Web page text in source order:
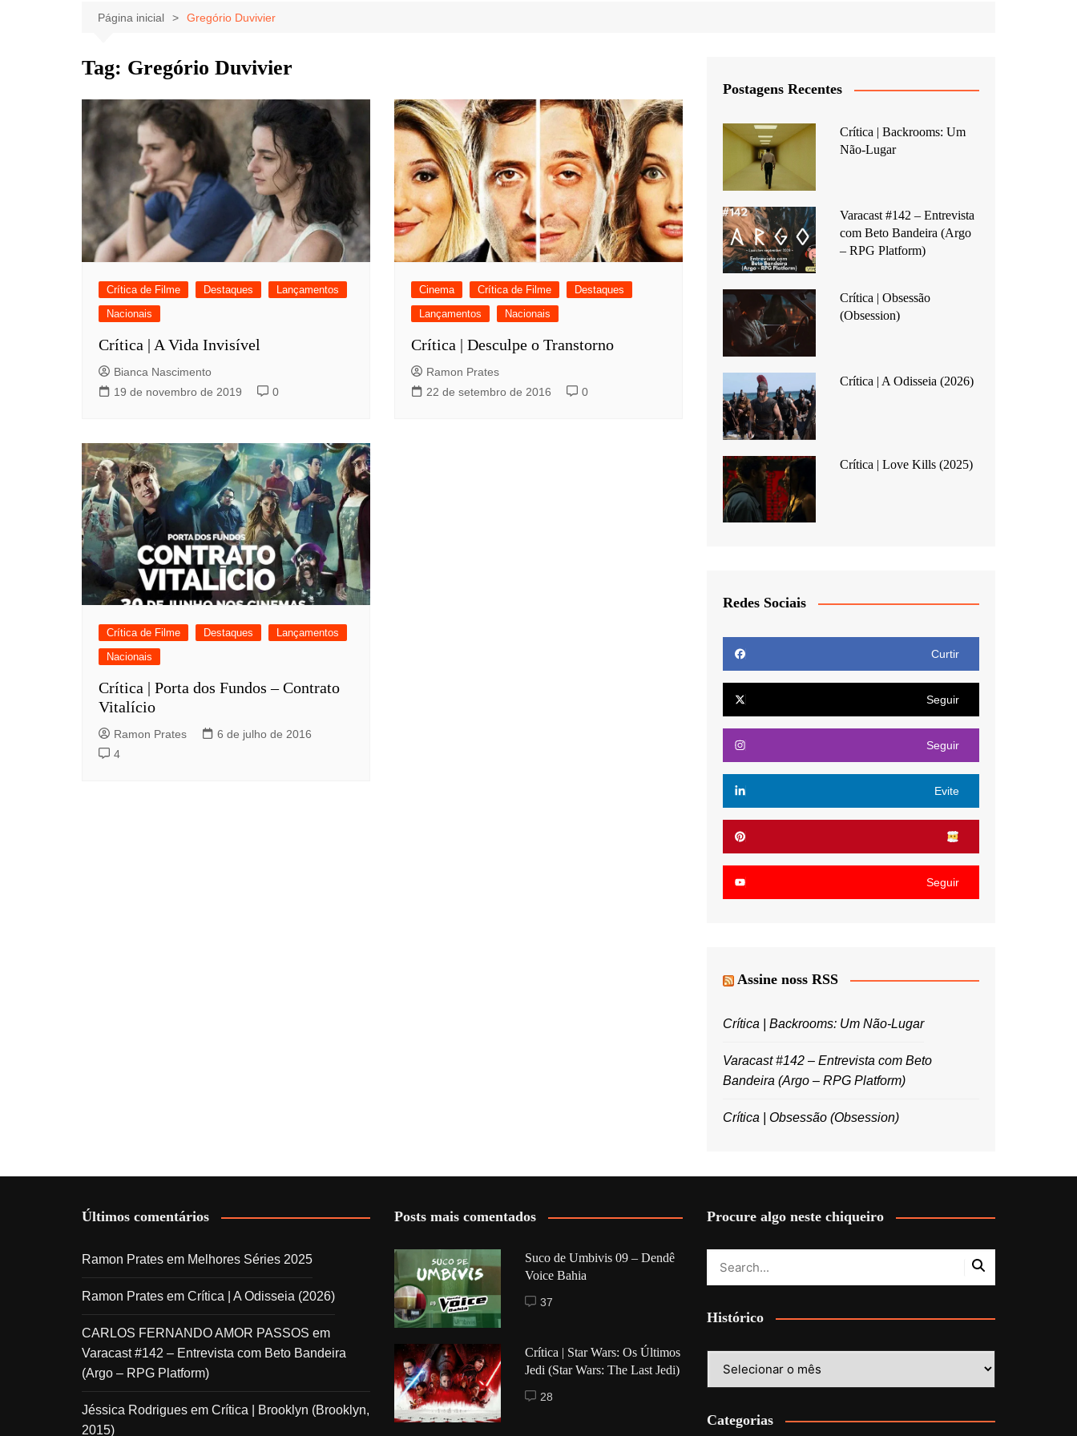
Celebridades
Música
Notícias
Clássicos
Página inicial Gregório Duvivier
Tag: Gregório Duvivier
Crítica de Filme Destaques
Lançamentos
Nacionais
Crítica | A Vida Invisível
Bianca Nascimento
19 de novembro de 2019
0
Cinema Crítica de Filme
Destaques
Lançamentos
Nacionais
Crítica | Desculpe o Transtorno
Ramon Prates
22 de setembro de 2016
0
Crítica de Filme Destaques
Lançamentos
Nacionais
Crítica | Porta dos Fundos – Contrato
Vitalício
Ramon Prates
6 de julho de 2016
4
Postagens Recentes
Crítica | Backrooms: Um
Não-Lugar
Varacast #142 – Entrevista
com Beto Bandeira (Argo
– RPG Platform)
Crítica | Obsessão
(Obsession)
Crítica | A Odisseia (2026)
Crítica | Love Kills (2025)
Redes Sociais
Curtir
Seguir
Seguir
Evite
Seguir
Assine noss RSS
Crítica | Backrooms: Um Não-Lugar
Varacast #142 – Entrevista com Beto
Bandeira (Argo – RPG Platform)
Crítica | Obsessão (Obsession)
Últimos comentários
Ramon Prates em Melhores Séries 2025
Ramon Prates em Crítica | A Odisseia (2026)
CARLOS FERNANDO AMOR PASSOS em
Varacast #142 – Entrevista com Beto Bandeira
(Argo – RPG Platform)
Jéssica Rodrigues em Crítica | Brooklyn (Brooklyn,
2015)
Posts mais comentados
Suco de Umbivis 09 – Dendê
Voice Bahia
37
Crítica | Star Wars: Os Últimos
Jedi (Star Wars: The Last Jedi)
28
Procure algo neste chiqueiro
Histórico
Categorias